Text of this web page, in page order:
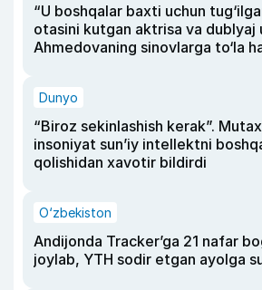
“U boshqalar baxti uchun
otasini kutgan aktrisa va dublyaj
Ahmedovaning sinovlarga to‘la
Dunyo
“Biroz sekinlashish kerak”.
insoniyat sun’iy intellektni
qolishidan xavotir bildirdi
O‘zbekiston
Andijonda Tracker’ga 21 nafar
joylab, YTH sodir etgan ayolga